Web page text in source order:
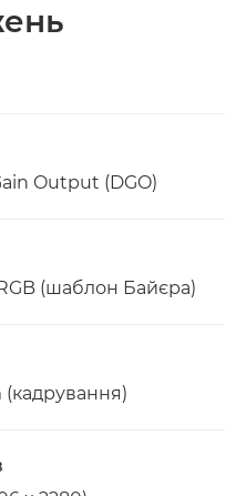
Output (DGO)
(шаблон Байєра)